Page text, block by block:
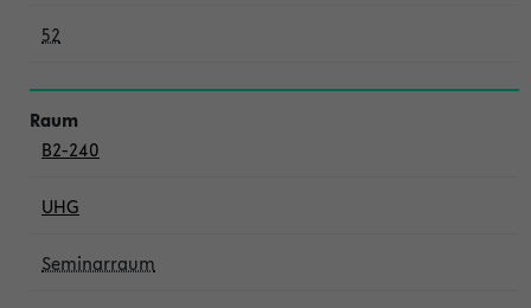
52
B2-240
UHG
Seminarraum